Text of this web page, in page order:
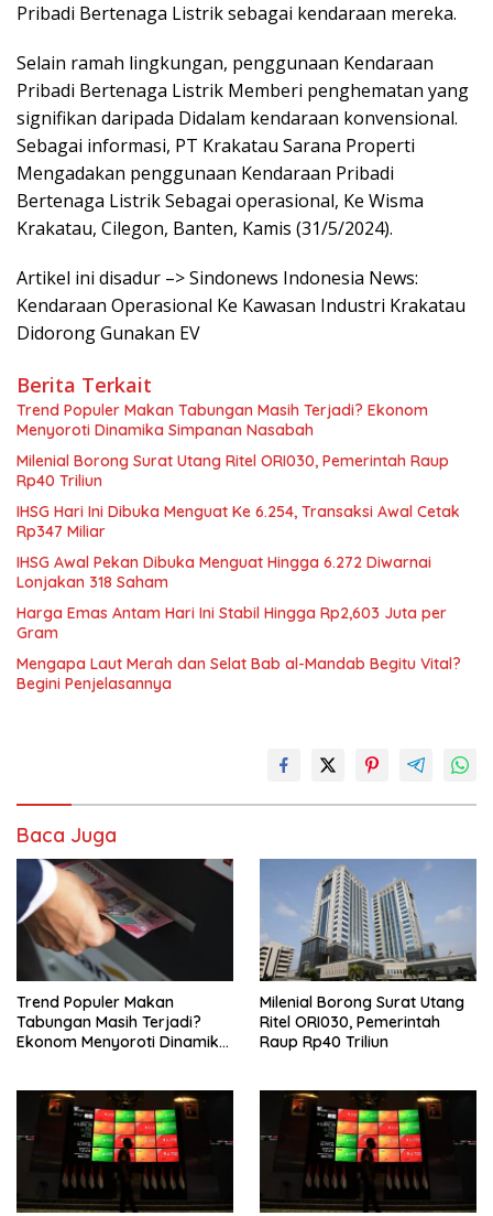
Pribadi Bertenaga Listrik sebagai kendaraan mereka.
Selain ramah lingkungan, penggunaan Kendaraan
Pribadi Bertenaga Listrik Memberi penghematan yang
signifikan daripada Didalam kendaraan konvensional.
Sebagai informasi, PT Krakatau Sarana Properti
Mengadakan penggunaan Kendaraan Pribadi
Bertenaga Listrik Sebagai operasional, Ke Wisma
Krakatau, Cilegon, Banten, Kamis (31/5/2024).
Artikel ini disadur –> Sindonews Indonesia News:
Kendaraan Operasional Ke Kawasan Industri Krakatau
Didorong Gunakan EV
Berita Terkait
Trend Populer Makan Tabungan Masih Terjadi? Ekonom
Menyoroti Dinamika Simpanan Nasabah
Milenial Borong Surat Utang Ritel ORI030, Pemerintah Raup
Rp40 Triliun
IHSG Hari Ini Dibuka Menguat Ke 6.254, Transaksi Awal Cetak
Rp347 Miliar
IHSG Awal Pekan Dibuka Menguat Hingga 6.272 Diwarnai
Lonjakan 318 Saham
Harga Emas Antam Hari Ini Stabil Hingga Rp2,603 Juta per
Gram
Mengapa Laut Merah dan Selat Bab al-Mandab Begitu Vital?
Begini Penjelasannya
Baca Juga
Trend Populer Makan
Tabungan Masih Terjadi?
Ekonom Menyoroti Dinamika
Milenial Borong Surat Utang
Ritel ORI030, Pemerintah
Raup Rp40 Triliun